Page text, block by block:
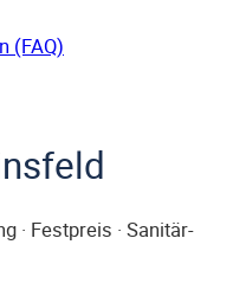
(FAQ)
· Festpreis · Sanitär-